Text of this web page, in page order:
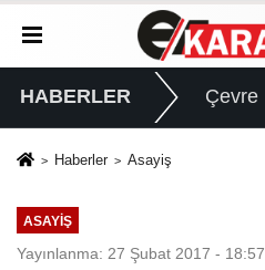
HABERLER Çevre
Haberler Asayiş
ASAYIŞ
Yayınlanma: 27 Şubat 2017 - 18:57